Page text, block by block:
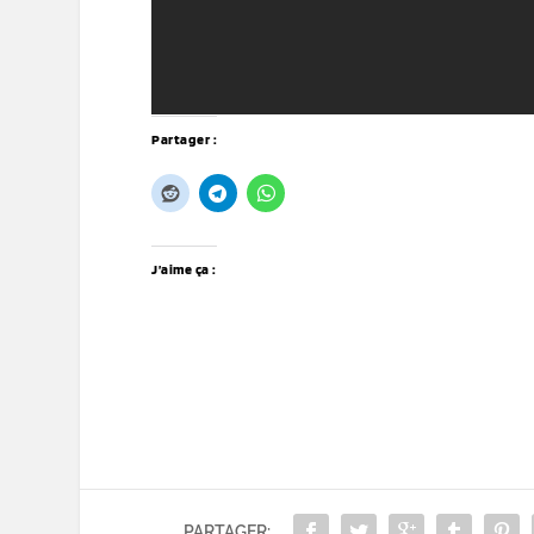
Partager :
J’aime ça :